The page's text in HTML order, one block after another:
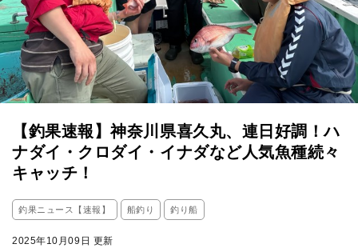
【釣果速報】神奈川県喜久丸、連日好調！ハ
ナダイ・クロダイ・イナダなど人気魚種続々
キャッチ！
釣果ニュース【速報】 船釣り 釣り船
2025年10月09日 更新